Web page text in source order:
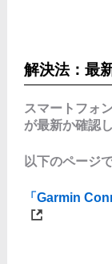
解決法：最
スマートフォ
が最新か確認
以下のページ
「Garmin